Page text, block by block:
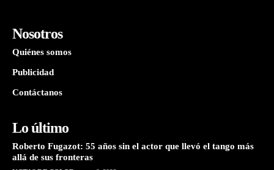
Nosotros
Quiénes somos
Publicidad
Contáctanos
Lo último
Roberto Fugazot: 55 años sin el actor que llevó el tango más
allá de sus fronteras